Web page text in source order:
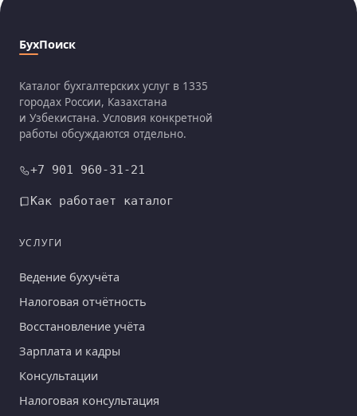
БухПоиск
Каталог бухгалтерских услуг в 1335
городах России, Казахстана
и Узбекистана. Условия конкретной
работы обсуждаются отдельно.
+7 901 960-31-21
Как работает каталог
УСЛУГИ
Ведение бухучёта
Налоговая отчётность
Восстановление учёта
Зарплата и кадры
Консультации
Налоговая консультация